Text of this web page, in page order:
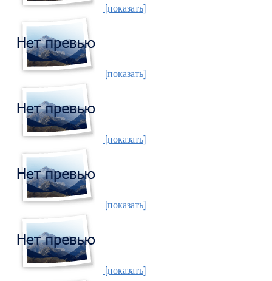
[показать]
[показать]
[показать]
[показать]
[показать]